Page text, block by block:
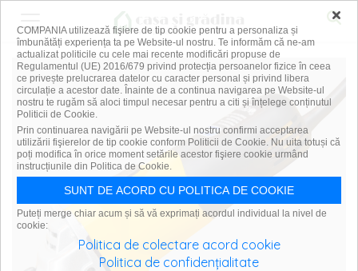
×
COMPANIA utilizează fişiere de tip cookie pentru a personaliza și
îmbunătăți experiența ta pe Website-ul nostru. Te informăm că ne-am
actualizat politicile cu cele mai recente modificări propuse de
Regulamentul (UE) 2016/679 privind protecția persoanelor fizice în ceea
ce privește prelucrarea datelor cu caracter personal și privind libera
circulație a acestor date. Înainte de a continua navigarea pe Website-ul
nostru te rugăm să aloci timpul necesar pentru a citi și înțelege conținutul
Politicii de Cookie.
Prin continuarea navigării pe Website-ul nostru confirmi acceptarea
utilizării fişierelor de tip cookie conform Politicii de Cookie. Nu uita totuși că
poți modifica în orice moment setările acestor fişiere cookie urmând
instrucțiunile din Politica de Cookie.
SUNT DE ACORD CU POLITICA DE COOKIE
Puteți merge chiar acum și să vă exprimați acordul individual la nivel de
cookie:
Politica de colectare acord cookie
Politica de confidențialitate